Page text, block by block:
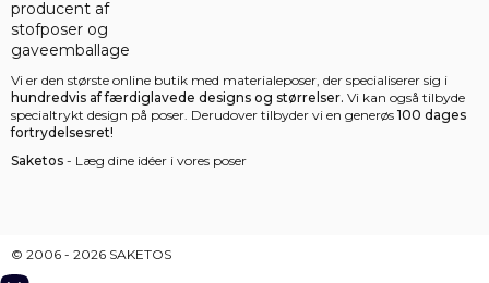
Vi er den største online butik med materialeposer, der specialiserer sig i
hundredvis af færdiglavede designs og størrelser. Vi kan også tilbyde
specialtrykt design på poser. Derudover tilbyder vi en generøs 100 dages
fortrydelsesret!
Saketos - Læg dine idéer i vores poser
© 2006 - 2026 SAKETOS